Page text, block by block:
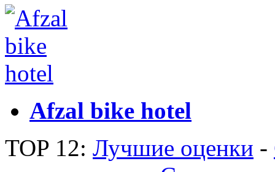
Afzal bike hotel
TOP 12: Лучшие оценки -